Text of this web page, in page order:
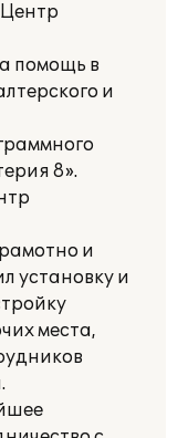
помощь в
и
8».
и
установку и
места,